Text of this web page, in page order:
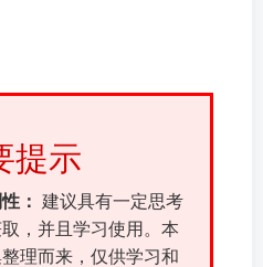
提示
： 建议具有一定思考
，并且学习使用。本
理而来，仅供学习和